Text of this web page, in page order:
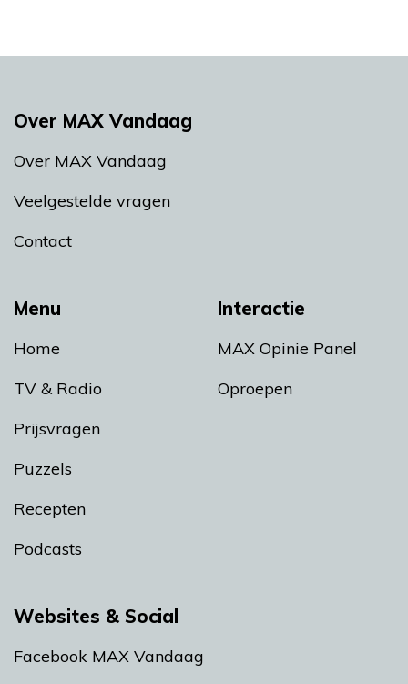
Menu
Home
TV & Radio
Prijsvragen
Puzzels
Recepten
Podcasts
Interactie
MAX Opinie Panel
Oproepen
Over MAX Vandaag
Over MAX Vandaag
Veelgestelde vragen
Contact
Websites & Social
Facebook MAX Vandaag